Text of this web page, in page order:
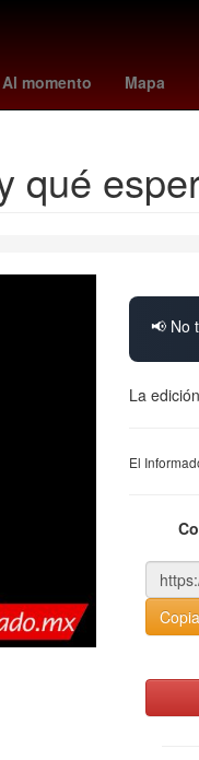
Al momento Mapa
Estados Unidos Epic
qué
📢 No
La
El